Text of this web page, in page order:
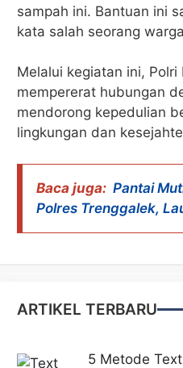
sampah ini. Bantuan ini
kata salah seorang
Melalui kegiatan ini,
mempererat hubungan
mendorong kepedulian
lingkungan dan
Baca juga: Pantai
Polres Trenggalek,
ARTIKEL TERBARU
5 Metode